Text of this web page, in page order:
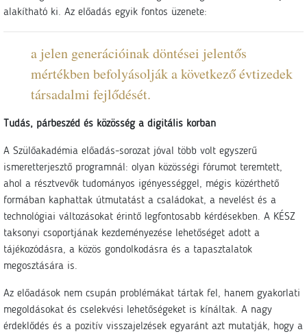
alakítható ki. Az előadás egyik fontos üzenete:
a jelen generációinak döntései jelentős
mértékben befolyásolják a következő évtizedek
társadalmi fejlődését.
Tudás, párbeszéd és közösség a digitális korban
A Szülőakadémia előadás-sorozat jóval több volt egyszerű
ismeretterjesztő programnál: olyan közösségi fórumot teremtett,
ahol a résztvevők tudományos igényességgel, mégis közérthető
formában kaphattak útmutatást a családokat, a nevelést és a
technológiai változásokat érintő legfontosabb kérdésekben. A KÉSZ
taksonyi csoportjának kezdeményezése lehetőséget adott a
tájékozódásra, a közös gondolkodásra és a tapasztalatok
megosztására is.
Az előadások nem csupán problémákat tártak fel, hanem gyakorlati
megoldásokat és cselekvési lehetőségeket is kínáltak. A nagy
érdeklődés és a pozitív visszajelzések egyaránt azt mutatják, hogy a